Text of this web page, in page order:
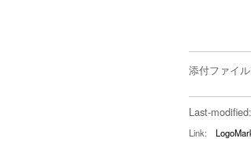
添付ファイ
Last-
Link: